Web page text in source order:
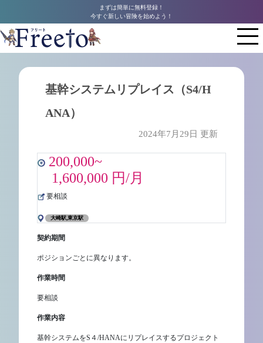
まずは簡単に無料登録！
今すぐ新しい冒険を始めよう！
基幹システムリプレイス（S4/H
ANA）
2024年7月29日 更新
200,000~
1,600,000 円/月
要相談
大崎駅,東京駅
契約期間
ポジションごとに異なります。
作業時間
要相談
作業内容
基幹システムをS４/HANAにリプレイスするプロジェクト